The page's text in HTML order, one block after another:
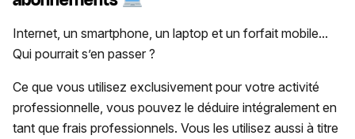
Internet, un smartphone, un laptop et un forfait mobile...
Qui pourrait s’en passer ?
Ce que vous utilisez exclusivement pour votre activité
professionnelle, vous pouvez le déduire intégralement en
tant que frais professionnels. Vous les utilisez aussi à titre